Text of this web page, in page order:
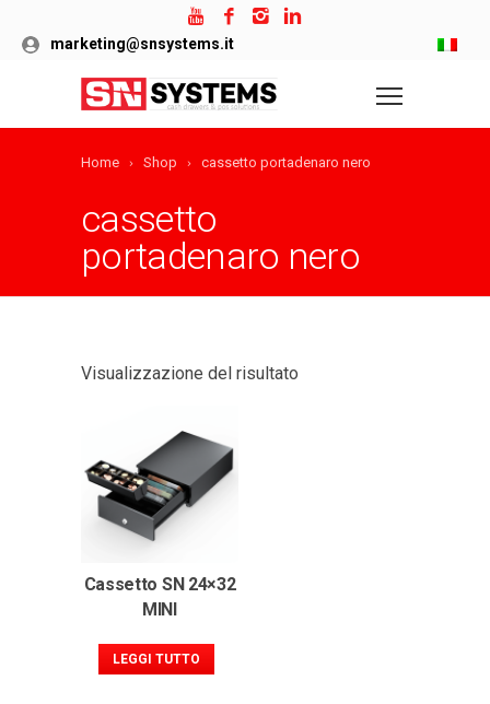
marketing@snsystems.it
Home Shop cassetto portadenaro nero
cassetto
portadenaro nero
Visualizzazione del risultato
Cassetto SN 24×32
MINI
LEGGI TUTTO